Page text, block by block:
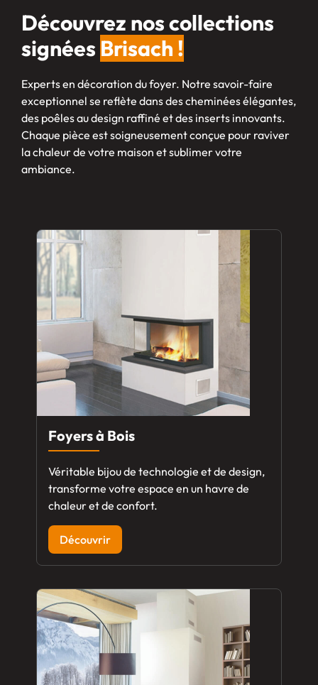
Découvrez nos collections
signées Brisach !
Experts en décoration du foyer. Notre savoir-faire
exceptionnel se reflète dans des cheminées élégantes,
des poêles au design raffiné et des inserts innovants.
Chaque pièce est soigneusement conçue pour raviver
la chaleur de votre maison et sublimer votre
ambiance.
Foyers à Bois
Véritable bijou de technologie et de design,
transforme votre espace en un havre de
chaleur et de confort.
Découvrir